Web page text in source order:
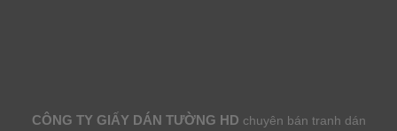
CÔNG TY GIẤY DÁN TƯỜNG HD chuyên bán tranh dán